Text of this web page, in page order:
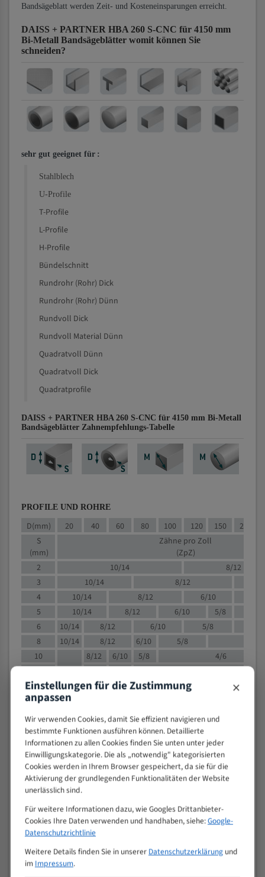
Bandsägeblatt werden Zeit- und Kosteneinsparungen erreicht.
DAISS + PARTNER HBA 260 S-CNC für 4150 mm
Bi-Metall Bandsägeblätter womit können Sie
schneiden?
sehr gut geeignet für :
Stahlblech
U-Profile
T-Profile
L-Profile
H-Profile
Bündelschnitt
Rundrohr (Rohr) Dick
Rundrohr (Rohr) Dünn
Rundvoll Dick
Rundvoll Material Dünn
Quadratvoll Dünn
Quadratvoll Dick
Quadratprofile
DAISS + PARTNER HBA 260 S-CNC für 4150 mm Bi-Metall
Bandsägeblätter Zahnempfehlungs-Tabelle
PROFILE UND ROHRE
D(mm) 20 40 60 80 100 120 150 200
S
(mm)
Zähne pro Zoll
(ZpZ)
2
10/14
8/12
3
10/14 8/12
4
10/14 8/12 6/10
5
10/14 8/12 6/10
5/8
6
10/14 8/12 6/10
5/8
8
10/14 8/12 6/10 5/8
10
8/12 6/10 5/8
4/6
15
8/12 6/10
4/5
20
30
4/5
50
80
> 100
VOLLMATERIAL
M (mm)
Zoll (ZpZ))
>
25
10/14
15 - 40
8/12
25 - 50
Einstellungen für die Zustimmung
anpassen ×
Wir verwenden Cookies, damit Sie effizient navigieren und
bestimmte Funktionen ausführen können. Detaillierte
Informationen zu allen Cookies finden Sie unten unter jeder
Einwilligungskategorie. Die als „notwendig" kategorisierten
Cookies werden in Ihrem Browser gespeichert, da sie für die
Aktivierung der grundlegenden Funktionalitäten der Website
unerlässlich sind.
Für weitere Informationen dazu, wie Googles Drittanbieter-
Cookies Ihre Daten verwenden und handhaben, siehe:Google-
Datenschutzrichtlinie
Weitere Details finden Sie in unserer Datenschutzerklärungund
im Impressum.